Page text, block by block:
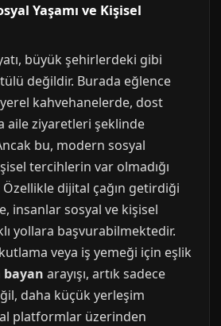
Yaşamı ve Kişisel
büyük şehirlerdeki gibi
değildir. Burada eğlence
yerel kahvehanelerde, dost
aile ziyaretleri şeklinde
bu, modern sosyal
tercihlerin var olmadığı
Özellikle dijital çağın getirdiği
insanlar sosyal ve kişisel
yollara başvurabilmektedir.
veya iş yemeği için eşlik
bayan arayışı, artık sadece
daha küçük yerleşim
platformlar üzerinden